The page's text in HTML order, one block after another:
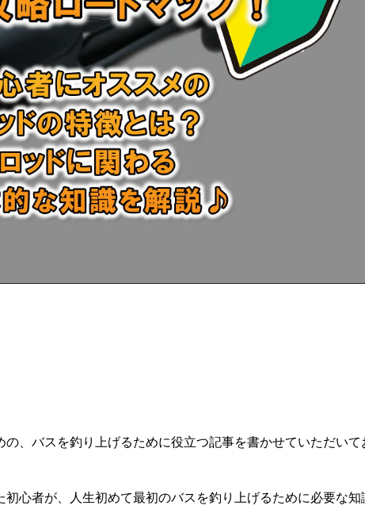
、バスを釣り上げるために役立つ記事を書かせていただいて
心者が、人生初めて最初のバスを釣り上げるために必要な知